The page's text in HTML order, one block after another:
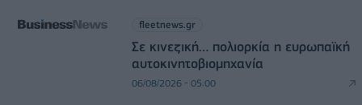
fleetnews.gr
Σε κινεζική… πολιορκία η ευρωπαϊκή
αυτοκινητοβιομηχανία
06/08/2026 - 05:00